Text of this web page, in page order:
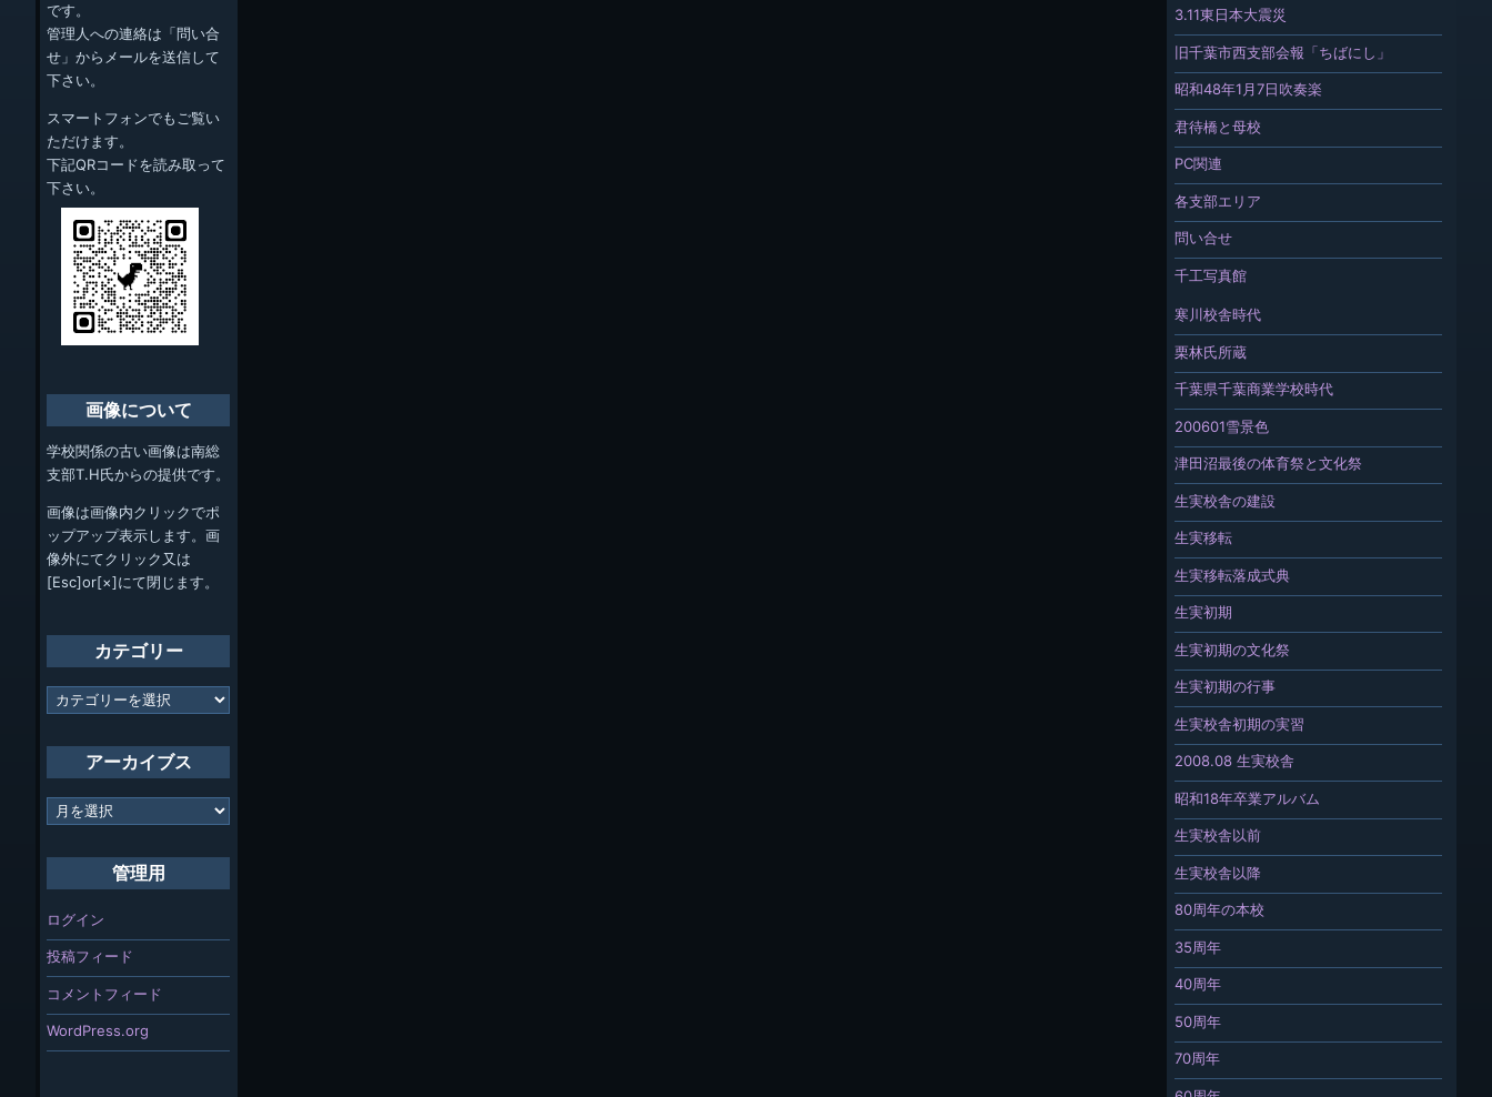
3.11東日本大震災
旧千葉市西支部会報「ちばにし」
昭和48年1月7日吹奏楽
君待橋と母校
PC関連
各支部エリア
問い合せ
千工写真館
寒川校舎時代
栗林氏所蔵
千葉県千葉商業学校時代
200601雪景色
津田沼最後の体育祭と文化祭
生実校舎の建設
生実移転
生実移転落成式典
生実初期
生実初期の文化祭
生実初期の行事
生実校舎初期の実習
2008.08 生実校舎
昭和18年卒業アルバム
生実校舎以前
生実校舎以降
80周年の本校
35周年
40周年
50周年
70周年
です。
管理人への連絡は「問い合
せ」からメールを送信して
下さい。
スマートフォンでもご覧い
ただけます。
下記QRコードを読み取って
下さい。
画像について
学校関係の古い画像は南総
支部T.H氏からの提供です。
画像は画像内クリックでポ
ップアップ表示します。画
像外にてクリック又は
[Esc]or[×]にて閉じます。
カテゴリー
カ
テ
ー
アーカイブス
ア
ー
管理用
ログイン
投稿フィード
コメントフィード
WordPress.org